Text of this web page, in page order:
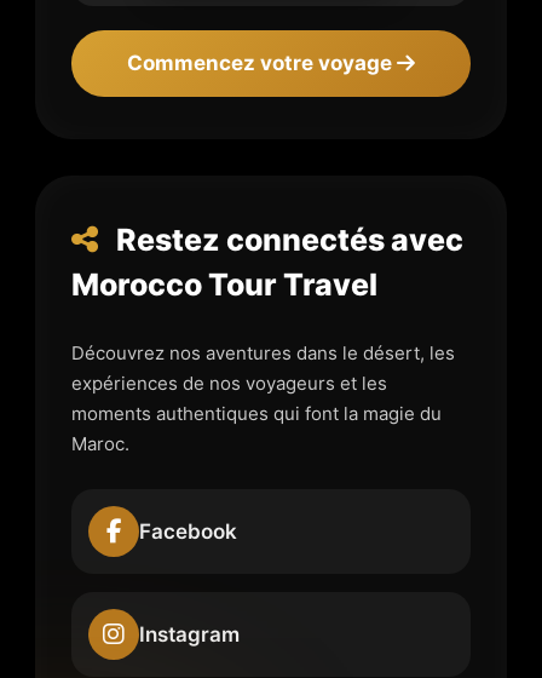
Commencez votre voyage
Restez connectés avec
Morocco Tour Travel
Découvrez nos aventures dans le désert, les
expériences de nos voyageurs et les
moments authentiques qui font la magie du
Maroc.
Facebook
Instagram